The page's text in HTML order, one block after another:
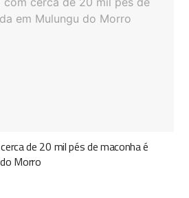
de 20 mil pés de maconha é
Morro